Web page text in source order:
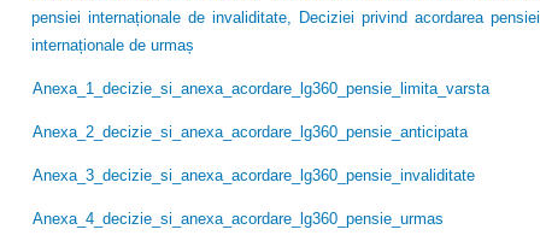
pensiei internaționale de invaliditate, Deciziei privind acordarea pensiei
internaționale de urmaș
Anexa_1_decizie_si_anexa_acordare_lg360_pensie_limita_varsta
Anexa_2_decizie_si_anexa_acordare_lg360_pensie_anticipata
Anexa_3_decizie_si_anexa_acordare_lg360_pensie_invaliditate
Anexa_4_decizie_si_anexa_acordare_lg360_pensie_urmas